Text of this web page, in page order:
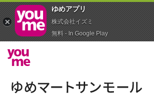
ゆめアプ‪リ‬
株式会社イズミ
無料 - In Google Play